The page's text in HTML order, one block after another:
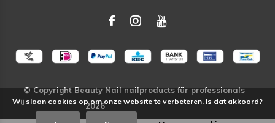
Wij slaan cookies op om onze website te verbeteren. Is dat akkoord?